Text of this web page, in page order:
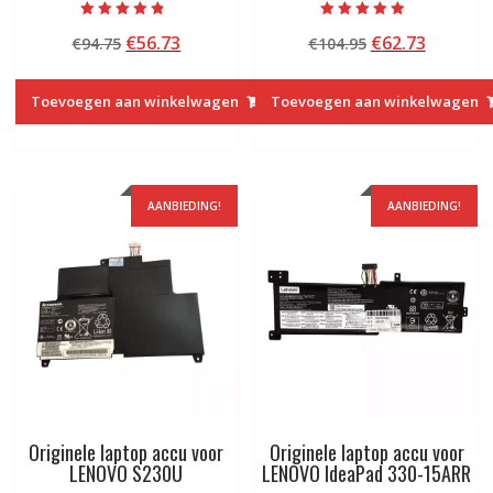
met
4.50
€94.75 Oorspronkelijke
was:
€94.75.
€56.73
is:
€56.73.
Toevoegen aan winkelwagen
met
4.50
€104.95
was:
€104.95.
€62.73Huidige
is:
€62.73.
Toevoegen aan winkelwagen
AANBIEDING!
Originele laptop accu voor
LENOVO S230U
AANBIEDING!
Originele laptop accu voor
LENOVO IdeaPad 330-15ARR